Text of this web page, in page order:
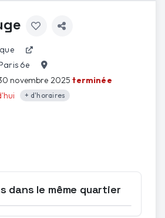
6e
novembre 2025terminée
+ d'horaires
dans le même quartier